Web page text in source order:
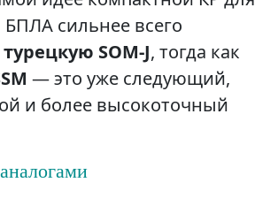
сильнее всего
турецкую SOM‑J, тогда как
— это уже следующий,
и более высокоточный